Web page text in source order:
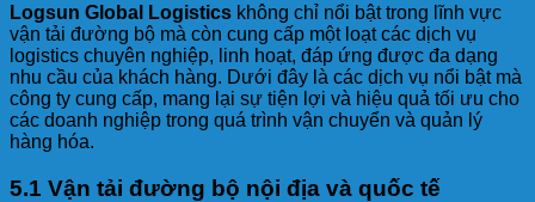
Logsun Global Logistics không chỉ nổi bật trong lĩnh vực
vận tải đường bộ mà còn cung cấp một loạt các dịch vụ
logistics chuyên nghiệp, linh hoạt, đáp ứng được đa dạng
nhu cầu của khách hàng. Dưới đây là các dịch vụ nổi bật mà
công ty cung cấp, mang lại sự tiện lợi và hiệu quả tối ưu cho
các doanh nghiệp trong quá trình vận chuyển và quản lý
hàng hóa.
5.1 Vận tải đường bộ nội địa và quốc tế